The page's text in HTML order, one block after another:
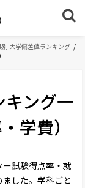
大学偏差値ランキング
ング一
学費）
試験得点率・就
した。学科ごと